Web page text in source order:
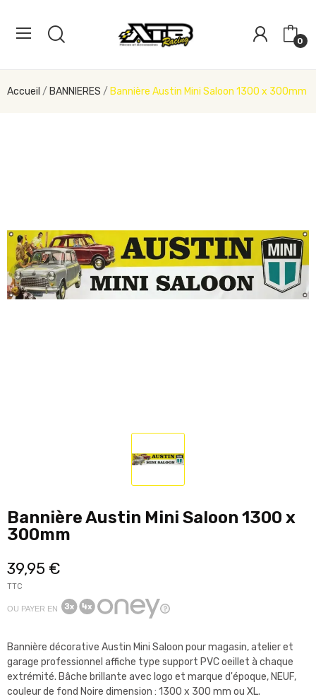
0
Accueil BANNIERES Bannière Austin Mini Saloon 1300 x 300mm
Bannière Austin Mini Saloon 1300 x
300mm
39,95 €
TTC
OU PAYER EN
Bannière décorative Austin Mini Saloon pour magasin, atelier et
garage professionnel affiche type support PVC oeillet à chaque
extrémité. Bâche brillante avec logo et marque d'époque, NEUF,
couleur de fond Noire dimension : 1300 x 300 mm ou XL.